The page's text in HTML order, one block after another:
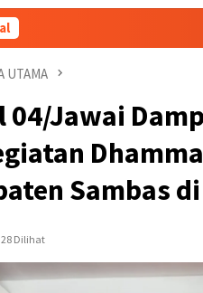
UTAMA
04/Jawai
Sambas
28 Dilihat